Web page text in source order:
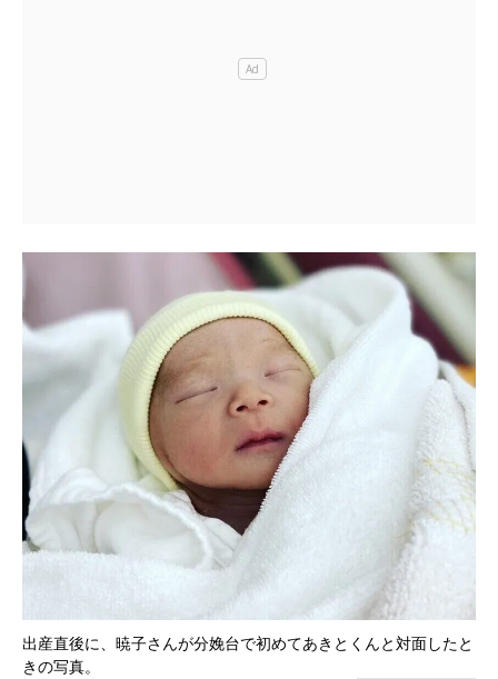
出産直後に、暁子さんが分娩台で初めてあきとくんと対面したと
きの写真。